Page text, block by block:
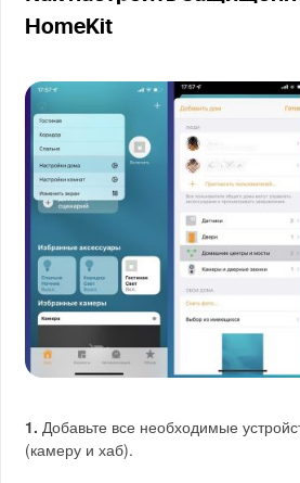
HomeKit
1. Добавьте все необходимые
(камеру и хаб).